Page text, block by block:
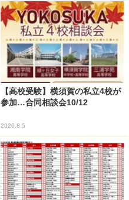
【高校受験】横須賀の私立4校が
参加…合同相談会10/12
2026.8.5